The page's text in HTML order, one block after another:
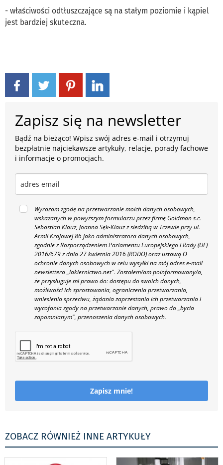
- właściwości odtłuszczające są na stałym poziomie i kąpiel
jest bardziej skuteczna.
Zapisz się na newsletter
Bądź na bieżąco! Wpisz swój adres e-mail i otrzymuj
bezpłatnie najciekawsze artykuły, relacje, porady fachowe
i informacje o promocjach.
Wyrażam zgodę na przetwarzanie moich danych osobowych,
wskazanych w powyższym formularzu przez firmę Goldman s.c.
Sebastian Klauz, Joanna Sęk-Klauz z siedzibą w Tczewie przy ul.
Armii Krajowej 86 jako administratora danych osobowych,
zgodnie z Rozporządzeniem Parlamentu Europejskiego i Rady (UE)
2016/679 z dnia 27 kwietnia 2016 (RODO) oraz ustawą O
ochronie danych osobowych w celu wysyłki na mój adres e-mail
newslettera „lakiernictwo.net". Zostałem/am poinformowany/a,
że przysługuje mi prawo do: dostępu do swoich danych,
możliwości ich sprostowania, ograniczenia przetwarzania,
wniesienia sprzeciwu, żądania zaprzestania ich przetwarzania i
wycofania zgody na przetwarzanie danych, prawo do „bycia
zapomnianym", przenoszenia danych osobowych.
Zapisz mnie!
ZOBACZ RÓWNIEŻ INNE ARTYKUŁY